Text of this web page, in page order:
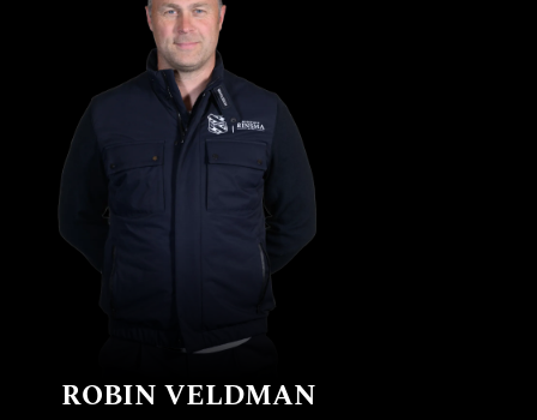
ROBIN VELDMAN